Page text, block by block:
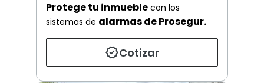
Protege tu inmueble con los
sistemas de alarmas de Prosegur.
Cotizar